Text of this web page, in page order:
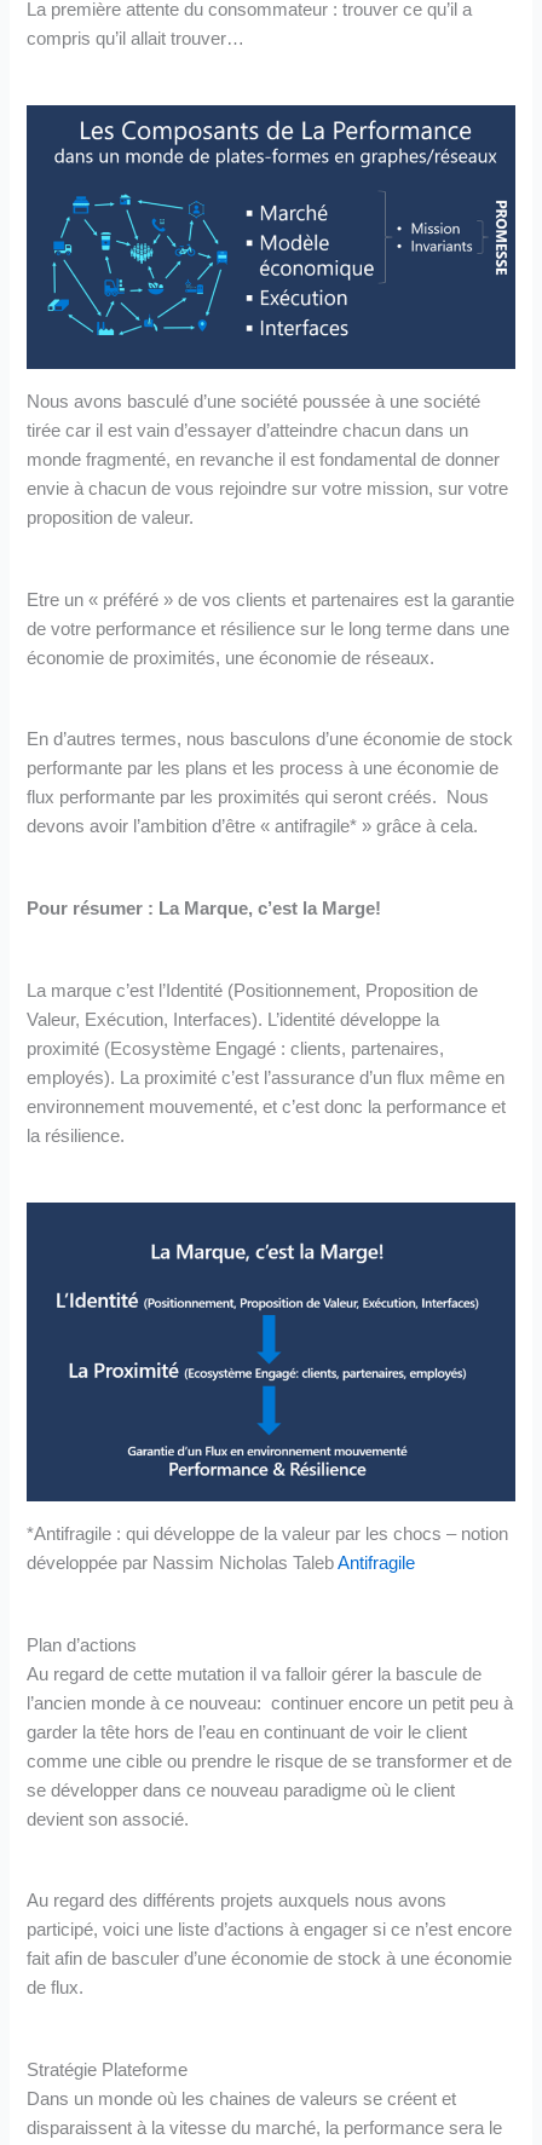
La première attente du consommateur : trouver ce qu’il a
compris qu’il allait trouver…
Nous avons basculé d’une société poussée à une société
tirée car il est vain d’essayer d’atteindre chacun dans un
monde fragmenté, en revanche il est fondamental de donner
envie à chacun de vous rejoindre sur votre mission, sur votre
proposition de valeur.
Etre un « préféré » de vos clients et partenaires est la garantie
de votre performance et résilience sur le long terme dans une
économie de proximités, une économie de réseaux.
En d’autres termes, nous basculons d’une économie de stock
performante par les plans et les process à une économie de
flux performante par les proximités qui seront créés. Nous
devons avoir l’ambition d’être « antifragile* » grâce à cela.
Pour résumer : La Marque, c’est la Marge!
La marque c’est l’Identité (Positionnement, Proposition de
Valeur, Exécution, Interfaces). L’identité développe la
proximité (Ecosystème Engagé : clients, partenaires,
employés). La proximité c’est l’assurance d’un flux même en
environnement mouvementé, et c’est donc la performance et
la résilience.
*Antifragile : qui développe de la valeur par les chocs – notion
développée par Nassim Nicholas TalebAntifragile
Plan d’actions
Au regard de cette mutation il va falloir gérer la bascule de
l’ancien monde à ce nouveau: continuer encore un petit peu à
garder la tête hors de l’eau en continuant de voir le client
comme une cible ou prendre le risque de se transformer et de
se développer dans ce nouveau paradigme où le client
devient son associé.
Au regard des différents projets auxquels nous avons
participé, voici une liste d’actions à engager si ce n’est encore
fait afin de basculer d’une économie de stock à une économie
de flux.
Stratégie Plateforme
Dans un monde où les chaines de valeurs se créent et
disparaissent à la vitesse du marché, la performance sera le